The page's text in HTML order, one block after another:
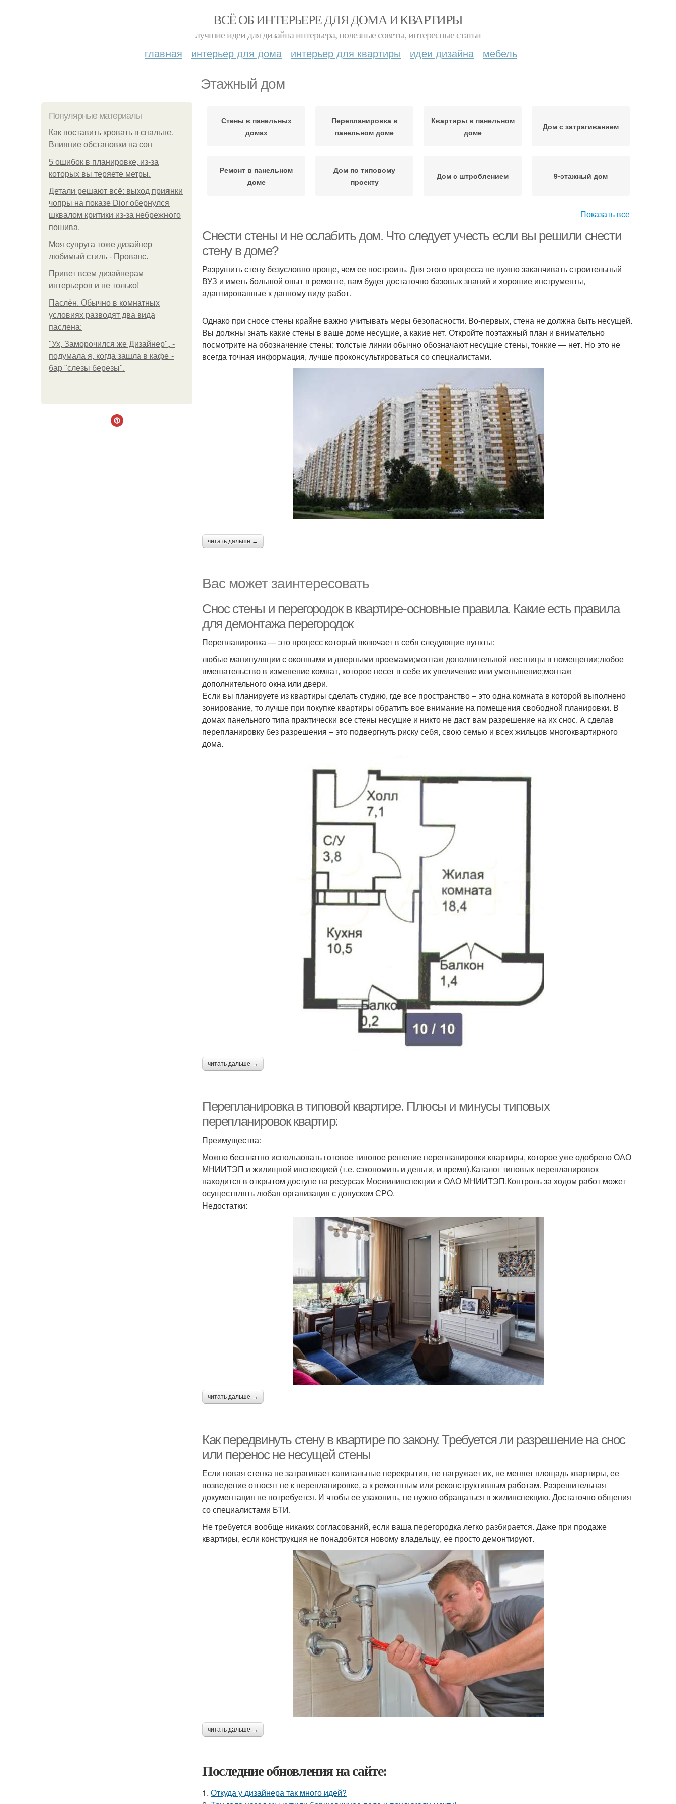
ВСЁ ОБ ИНТЕРЬЕРЕ ДЛЯ ДОМА И КВАРТИРЫ
лучшие идеи для дизайна интерьера, полезные советы, интересные статьи
главная интерьер для дома интерьер для квартиры идеи дизайна мебель
Этажный дом
Популярные материалы
Как поставить кровать в спальне.
Влияние обстановки на сон
5 ошибок в планировке, из-за
которых вы теряете метры.
Детали решают всё: выход приянки
чопры на показе Dior обернулся
шквалом критики из-за небрежного
пошива.
Моя супруга тоже дизайнер
любимый стиль - Прованс.
Привет всем дизайнерам
интерьеров и не только!
Паслён. Обычно в комнатных
условиях разводят два вида
паслена:
"Ух, Заморочился же Дизайнер", -
подумала я, когда зашла в кафе -
бар "слезы березы".
Стены в панельных
домах
Перепланировка в
панельном доме
Квартиры в панельном
доме
Дом с затрагиванием
Ремонт в панельном
доме
Дом по типовому
проекту
Дом с штроблением 9-этажный дом
доме
доме
Показать все
Снести стены и не ослабить дом. Что следует учесть если вы решили снести
стену в доме?
Разрушить стену безусловно проще, чем ее построить. Для этого процесса не нужно заканчивать строительный
ВУЗ и иметь большой опыт в ремонте, вам будет достаточно базовых знаний и хорошие инструменты,
адаптированные к данному виду работ.
Однако при сносе стены крайне важно учитывать меры безопасности. Во-первых, стена не должна быть несущей.
Вы должны знать какие стены в ваше доме несущие, а какие нет. Откройте поэтажный план и внимательно
посмотрите на обозначение стены: толстые линии обычно обозначают несущие стены, тонкие — нет. Но это не
всегда точная информация, лучше проконсультироваться со специалистами.
читать дальше →
Вас может заинтересовать
Снос стены и перегородок в квартире-основные правила. Какие есть правила
для демонтажа перегородок
Перепланировка — это процесс который включает в себя следующие пункты:
любые манипуляции с оконными и дверными проемами;монтаж дополнительной лестницы в помещении;любое
вмешательство в изменение комнат, которое несет в себе их увеличение или уменьшение;монтаж
дополнительного окна или двери.
Если вы планируете из квартиры сделать студию, где все пространство – это одна комната в которой выполнено
зонирование, то лучше при покупке квартиры обратить вое внимание на помещения свободной планировки. В
домах панельного типа практически все стены несущие и никто не даст вам разрешение на их снос. А сделав
перепланировку без разрешения – это подвергнуть риску себя, свою семью и всех жильцов многоквартирного
дома.
читать дальше →
Перепланировка в типовой квартире. Плюсы и минусы типовых
перепланировок квартир:
Преимущества:
Можно бесплатно использовать готовое типовое решение перепланировки квартиры, которое уже одобрено ОАО
МНИИТЭП и жилищной инспекцией (т.е. сэкономить и деньги, и время).Каталог типовых перепланировок
находится в открытом доступе на ресурсах Мосжилинспекции и ОАО МНИИТЭП.Контроль за ходом работ может
осуществлять любая организация с допуском СРО.
Недостатки:
читать дальше →
Как передвинуть стену в квартире по закону. Требуется ли разрешение на снос
или перенос не несущей стены
Если новая стенка не затрагивает капитальные перекрытия, не нагружает их, не меняет площадь квартиры, ее
возведение относят не к перепланировке, а к ремонтным или реконструктивным работам. Разрешительная
документация не потребуется. И чтобы ее узаконить, не нужно обращаться в жилинспекцию. Достаточно общения
со специалистами БТИ.
Не требуется вообще никаких согласований, если ваша перегородка легко разбирается. Даже при продаже
квартиры, если конструкция не понадобится новому владельцу, ее просто демонтируют.
читать дальше →
Последние обновления на сайте:
1. Откуда у дизайнера так много идей?